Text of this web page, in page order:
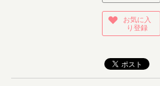
お気に入
り登録